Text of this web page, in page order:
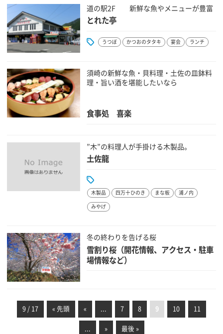
道の駅2F 新鮮な魚やメニューが豊富
とれた亭
うつぼ かつおのタタキ 宴会 ランチ
須崎の新鮮な魚・貝料理・土佐の皿鉢料
理・旨い酒を堪能したいなら
食事処 喜楽
”木”の料理人が手掛ける木製品。
土佐龍
木製品 四万十ひのき まな板 浦ノ内
みやげ
冬の終わりを告げる桜
雪割り桜（開花情報、アクセス・駐車
場情報など）
9 / 17 « 先頭 « 7 8 9 10 11
» 最後 »